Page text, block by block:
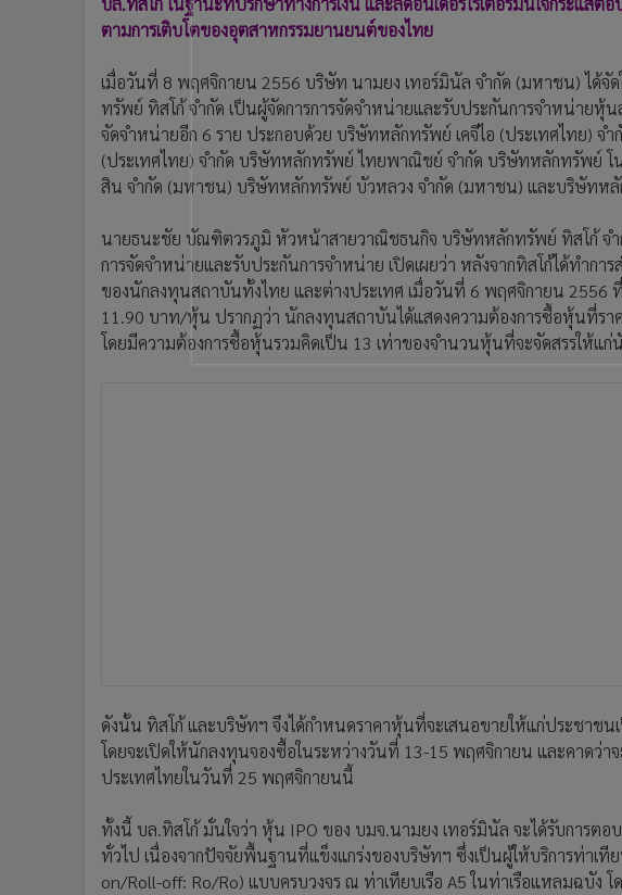
Celeb Online
Gotomanager
ตามการเติบโตของอุตสาหกรรมยานยนต์ของไทย
เมื่อวันที่ 8 พฤศจิกายน 2556 บริษัท นามยง เทอร์มินัล จำกัด (มหาชน) ได้
ทรัพย์ ทิสโก้ จำกัด เป็นผู้จัดการการจัดจำหน่ายและรับประกันการจำหน่าย
จัดจำหน่ายอีก 6 ราย ประกอบด้วย บริษัทหลักทรัพย์ เคจีไอ (ประเทศไทย)
(ประเทศไทย) จำกัด บริษัทหลักทรัพย์ ไทยพาณิชย์ จำกัด บริษัทหลักทรัพย์
สิน จำกัด (มหาชน) บริษัทหลักทรัพย์ บัวหลวง จำกัด (มหาชน) และบริษัทหลั
นายธนะชัย บัณฑิตวรภูมิ หัวหน้าสายวาณิชธนกิจ บริษัทหลักทรัพย์ ทิสโก้ จำ
การจัดจำหน่ายและรับประกันการจำหน่าย เปิดเผยว่า หลังจากทิสโก้ได้ทำกา
ของนักลงทุนสถาบันทั้งไทย และต่างประเทศ เมื่อวันที่ 6 พฤศจิกายน 2556
11.90 บาท/หุ้น ปรากฏว่า นักลงทุนสถาบันได้แสดงความต้องการซื้อหุ้นที่ร
โดยมีความต้องการซื้อหุ้นรวมคิดเป็น 13 เท่าของจำนวนหุ้นที่จะจัดสรรให้แ
ดังนั้น ทิสโก้ และบริษัทฯ จึงได้กำหนดราคาหุ้นที่จะเสนอขายให้แก่ประชาชน
โดยจะเปิดให้นักลงทุนจองซื้อในระหว่างวันที่ 13-15 พฤศจิกายน และคาดว่
ประเทศไทยในวันที่ 25 พฤศจิกายนนี้
ทั้งนี้ บล.ทิสโก้ มั่นใจว่า หุ้น IPO ของ บมจ.นามยง เทอร์มินัล จะได้รับการ
ทั่วไป เนื่องจากปัจจัยพื้นฐานที่แข็งแกร่งของบริษัทฯ ซึ่งเป็นผู้ให้บริการท่าเที
on/Roll-off: Ro/Ro) แบบครบวงจร ณ ท่าเทียบเรือ A5 ในท่าเรือแหลมฉบัง